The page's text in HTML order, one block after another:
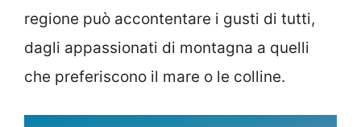
regione può accontentare i gusti di tutti,
dagli appassionati di montagna a quelli
che preferiscono il mare o le colline.